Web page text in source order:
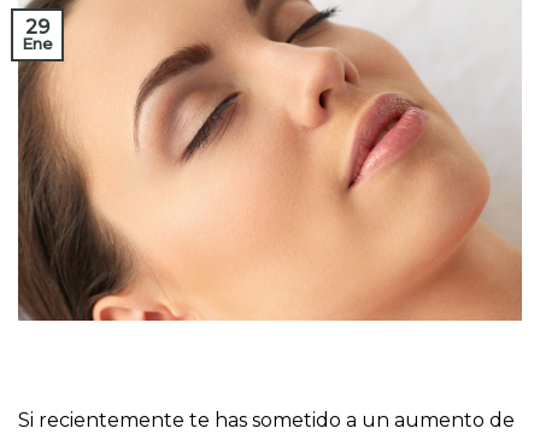
29
Ene
Si recientemente te has sometido a un aumento de